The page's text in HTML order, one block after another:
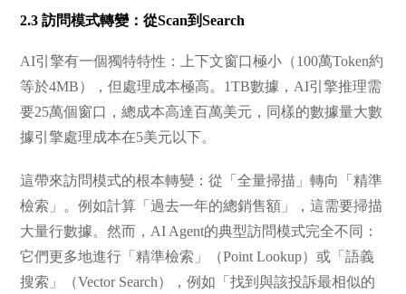
2.3 訪問模式轉變：從Scan到Search
AI引擎有一個獨特特性：上下文窗口極小（100萬Token約
等於4MB），但處理成本極高。1TB數據，AI引擎推理需
要25萬個窗口，總成本高達百萬美元，同樣的數據量大數
據引擎處理成本在5美元以下。
這帶來訪問模式的根本轉變：從「全量掃描」轉向「精準
檢索」。例如計算「過去一年的總銷售額」，這需要掃描
大量行數據。然而，AI Agent的典型訪問模式完全不同：
它們更多地進行「精準檢索」（Point Lookup）或「語義
搜索」（Vector Search），例如「找到與該投訴最相似的